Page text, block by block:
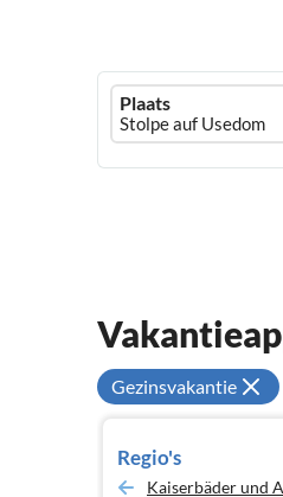
Ferienhausmiete
logo
Plaats
Gezinsvakantie
Regio's
Kaiserbäder und